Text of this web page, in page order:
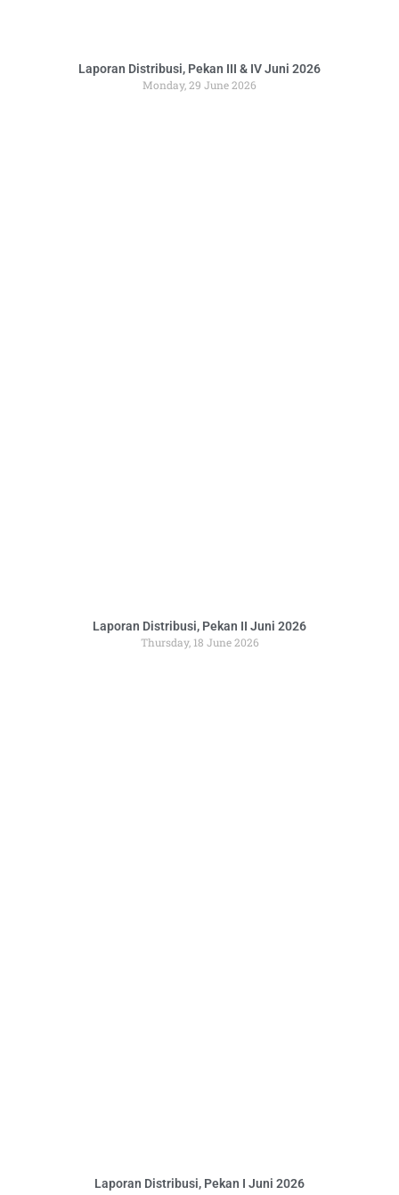
Laporan Distribusi, Pekan III & IV Juni 2026
Monday, 29 June 2026
Laporan Distribusi, Pekan II Juni 2026
Thursday, 18 June 2026
Laporan Distribusi, Pekan I Juni 2026